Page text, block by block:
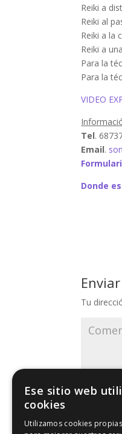
Reiki a
Reiki al
Reiki a la
Reiki a
Para la
Para la
VIDEO
Tel.
Email.
Donde
Tu
Ese sitio web
cookies
Utilizamos cookies